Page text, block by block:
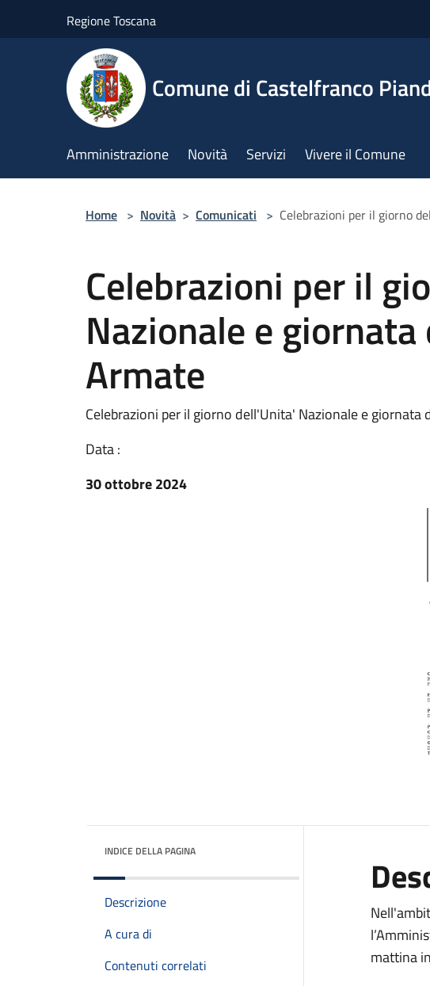
Regione Toscana
Comune di Castelfranco
Amministrazione Novità Servizi Vivere il Comune
Home > Novità > Comunicati > Celebrazioni per il giorno
Celebrazioni per il
Nazionale e giornata
Armate
Celebrazioni per il giorno dell'Unita' Nazionale e giornata
Data :
30 ottobre 2024
INDICE DELLA PAGINA
Descrizione
A cura di
Contenuti correlati
mattina